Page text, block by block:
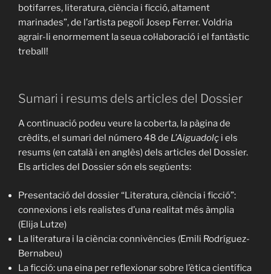
botifarres, literatura, ciència i ficció, altament
marinades”, de l’artista pegolí Josep Ferrer. Voldria
agrair-li enormement la seua col·laboració i el fantàstic
treball!
Sumari i resums dels articles del Dossier
A continuació podeu veure la coberta, la pàgina de
crèdits, el sumari del número 48 de L’Aiguadolç i els
resums (en català i en anglès) dels articles del Dossier.
Els articles del Dossier són els següents:
Presentació del dossier “Literatura, ciència i ficció”:
connexions i els realistes d’una realitat més àmplia
(Elija Lutze)
La literatura i la ciència: connivències (Emili Rodríguez-
Bernabeu)
La ficció: una eina per reflexionar sobre l’ètica científica